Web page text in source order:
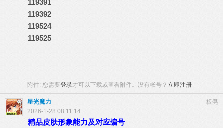
119391
119392
119524
119525
附件: 您需要登录才可以下载或查看附件。没有帐号？ 立即注册
板凳
星光魔力
2026-1-28 08:11:14
精品皮肤形象能力及对应编号